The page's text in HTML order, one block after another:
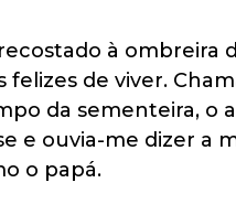
à ombreira
de viver.
da sementeira, o
e ouvia-me dizer a
o papá.